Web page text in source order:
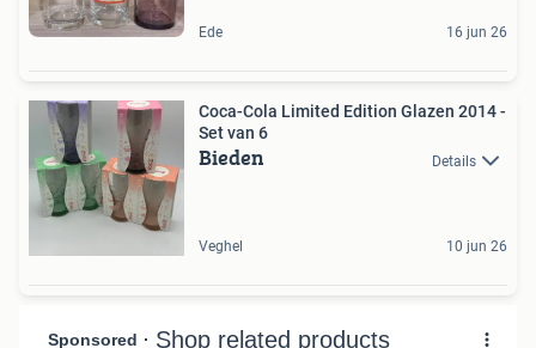
Ede 16 jun 26
Coca-Cola Limited Edition Glazen 2014 -
Set van 6
Bieden Details
Veghel 10 jun 26